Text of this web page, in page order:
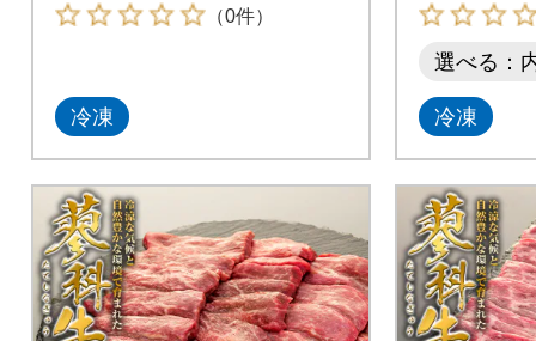
（0件）
冷凍
選べる：
冷凍